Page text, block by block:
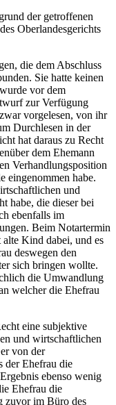
der getroffenen
Oberlandesgerichts
die dem Abschluss
Sie hatte keinen
vor dem
zur Verfügung
vorgelesen, von ihr
Durchlesen in der
hat daraus zu Recht
dem Ehemann
Verhandlungsposition
eingenommen habe.
und
habe, die dieser bei
ebenfalls im
Beim Notartermin
Kind dabei, und es
deswegen den
sich bringen wollte.
die Umwandlung
welcher die Ehefrau
eine subjektive
und wirtschaftlichen
von der
der Ehefrau die
ebenso wenig
Ehefrau die
zuvor im Büro des